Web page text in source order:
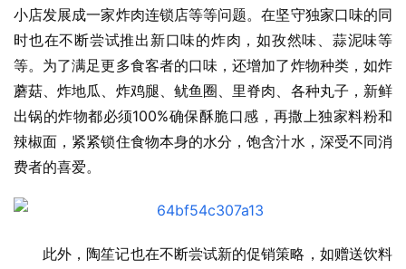
小店发展成一家炸肉连锁店等等问题。在坚守独家口味的同
时也在不断尝试推出新口味的炸肉，如孜然味、蒜泥味等
等。为了满足更多食客者的口味，还增加了炸物种类，如炸
蘑菇、炸地瓜、炸鸡腿、鱿鱼圈、里脊肉、各种丸子，新鲜
出锅的炸物都必须100%确保酥脆口感，再撒上独家料粉和
辣椒面，紧紧锁住食物本身的水分，饱含汁水，深受不同消
费者的喜爱。
此外，陶笙记也在不断尝试新的促销策略，如赠送饮料